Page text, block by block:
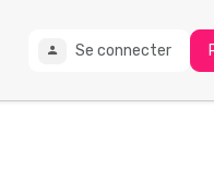
Se connecter